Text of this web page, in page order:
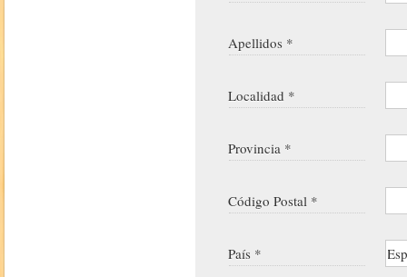
Apellidos *
Localidad *
Provincia *
Código Postal *
País *